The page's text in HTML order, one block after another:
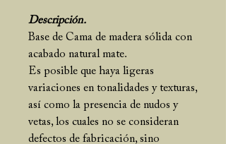
Descripción.
Base de Cama de madera sólida con
acabado natural mate.
Es posible que haya ligeras
variaciones en tonalidades y texturas,
así como la presencia de nudos y
vetas, los cuales no se consideran
defectos de fabricación, sino